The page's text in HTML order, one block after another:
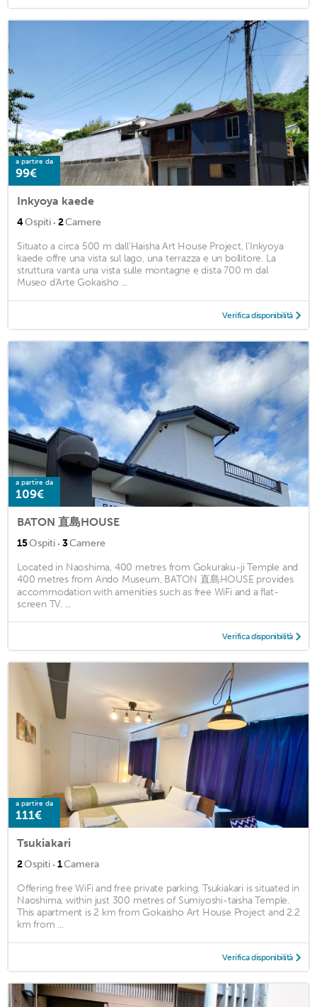
a partire da
99€
Inkyoya kaede
4Ospiti · 2Camere
Situato a circa 500 m dall'Haisha Art House Project, l'Inkyoya
kaede offre una vista sul lago, una terrazza e un bollitore. La
struttura vanta una vista sulle montagne e dista 700 m dal
Museo d'Arte Gokaisho ...
Verifica disponibilità
a partire da
109€
BATON 直島HOUSE
15Ospiti · 3Camere
Located in Naoshima, 400 metres from Gokuraku-ji Temple and
400 metres from Ando Museum, BATON 直島HOUSE provides
accommodation with amenities such as free WiFi and a flat-
screen TV. ...
Verifica disponibilità
a partire da
111€
Tsukiakari
2Ospiti · 1Camera
Offering free WiFi and free private parking, Tsukiakari is situated in
Naoshima, within just 300 metres of Sumiyoshi-taisha Temple.
This apartment is 2 km from Gokaisho Art House Project and 2.2
km from ...
Verifica disponibilità